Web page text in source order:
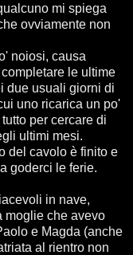
mi spiega
ovviamente non
noiosi, causa
le ultime
due usuali giorni di
uno ricarica un po'
per cercare di
ultimi mesi.
del cavolo è finito e
goderci le ferie.
in nave,
moglie che avevo
e Magda (anche
al rientro non